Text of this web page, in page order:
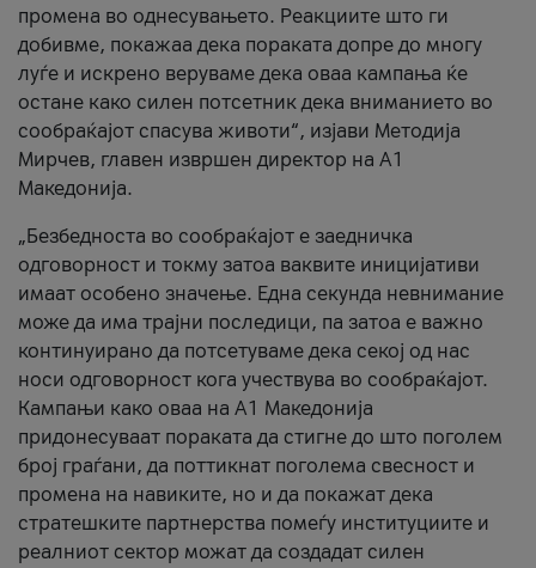
промена во однесувањето. Реакциите што ги
добивме, покажаа дека пораката допре до многу
луѓе и искрено веруваме дека оваа кампања ќе
остане како силен потсетник дека вниманието во
сообраќајот спасува животи“, изјави Методија
Мирчев, главен извршен директор на А1
Македонија.
„Безбедноста во сообраќајот е заедничка
одговорност и токму затоа ваквите иницијативи
имаат особено значење. Една секунда невнимание
може да има трајни последици, па затоа е важно
континуирано да потсетуваме дека секој од нас
носи одговорност кога учествува во сообраќајот.
Кампањи како оваа на A1 Македонија
придонесуваат пораката да стигне до што поголем
број граѓани, да поттикнат поголема свесност и
промена на навиките, но и да покажат дека
стратешките партнерства помеѓу институциите и
реалниот сектор можат да создадат силен